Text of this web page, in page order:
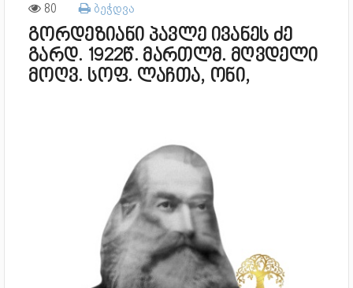
80 ბეჭდვა
გორდეზიანი პავლე ივანეს ძე
გარდ. 1922წ. მართლმ. მღვდელი
მოღვ. სოფ. ლაჩთა, ონი,